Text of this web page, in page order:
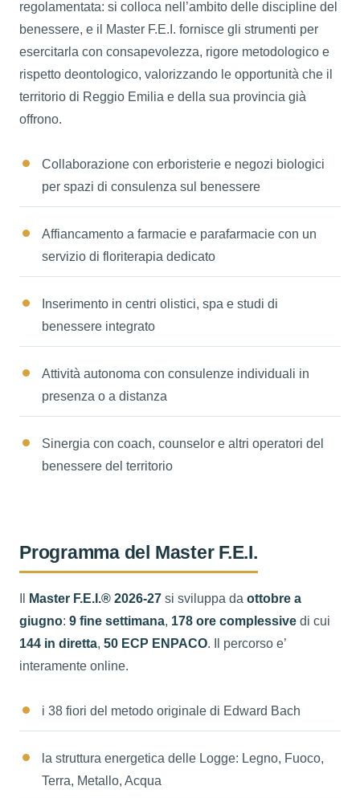
regolamentata: si colloca nell’ambito delle discipline del
benessere, e il Master F.E.I. fornisce gli strumenti per
esercitarla con consapevolezza, rigore metodologico e
rispetto deontologico, valorizzando le opportunità che il
territorio di Reggio Emilia e della sua provincia già
offrono.
Collaborazione con erboristerie e negozi biologici
per spazi di consulenza sul benessere
Affiancamento a farmacie e parafarmacie con un
servizio di floriterapia dedicato
Inserimento in centri olistici, spa e studi di
benessere integrato
Attività autonoma con consulenze individuali in
presenza o a distanza
Sinergia con coach, counselor e altri operatori del
benessere del territorio
Programma del Master F.E.I.
Master F.E.I.® 2026-27 si sviluppa da ottobre a
giugno: 9 fine settimana, 178 ore complessive di cui
144 in diretta, 50 ECP ENPACO. Il percorso e’
interamente online.
i 38 fiori del metodo originale di Edward Bach
la struttura energetica delle Logge: Legno, Fuoco,
Terra, Metallo, Acqua